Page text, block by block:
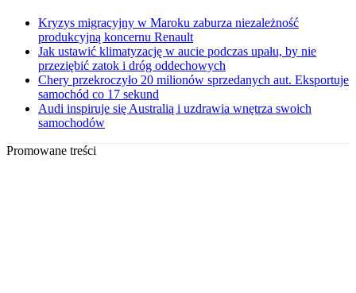
Kryzys migracyjny w Maroku zaburza niezależność
produkcyjną koncernu Renault
Jak ustawić klimatyzację w aucie podczas upału, by nie
przeziębić zatok i dróg oddechowych
Chery przekroczyło 20 milionów sprzedanych aut. Eksportuje
samochód co 17 sekund
Audi inspiruje się Australią i uzdrawia wnętrza swoich
samochodów
Promowane treści